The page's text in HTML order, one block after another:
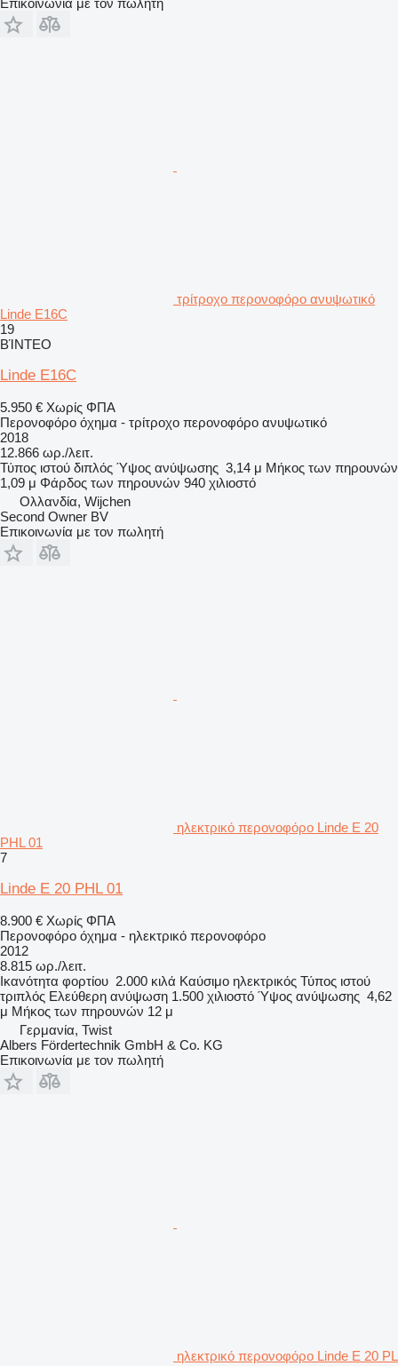
Επικοινωνία με τον πωλητή
τρίτροχο περονοφόρο ανυψωτικό
Linde E16C
19
ΒΊΝΤΕΟ
Linde E16C
5.950 € Χωρίς ΦΠΑ
Περονοφόρο όχημα - τρίτροχο περονοφόρο ανυψωτικό
2018
12.866 ωρ./λειτ.
Τύπος ιστού διπλός Ύψος ανύψωσης 3,14 μ Μήκος των πηρουνών
1,09 μ Φάρδος των πηρουνών 940 χιλιοστό
Ολλανδία, Wijchen
Second Owner BV
Επικοινωνία με τον πωλητή
ηλεκτρικό περονοφόρο Linde E 20
PHL 01
7
Linde E 20 PHL 01
8.900 € Χωρίς ΦΠΑ
Περονοφόρο όχημα - ηλεκτρικό περονοφόρο
2012
8.815 ωρ./λειτ.
Ικανότητα φορτίου 2.000 κιλά Καύσιμο ηλεκτρικός Τύπος ιστού
τριπλός Ελεύθερη ανύψωση 1.500 χιλιοστό Ύψος ανύψωσης 4,62
μ Μήκος των πηρουνών 12 μ
Γερμανία, Twist
Albers Fördertechnik GmbH & Co. KG
Επικοινωνία με τον πωλητή
ηλεκτρικό περονοφόρο Linde E 20 PL